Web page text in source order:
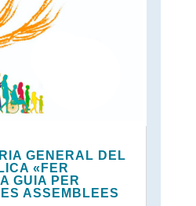
GENERAL DEL
«FER
GUIA PER
ASSEMBLEES